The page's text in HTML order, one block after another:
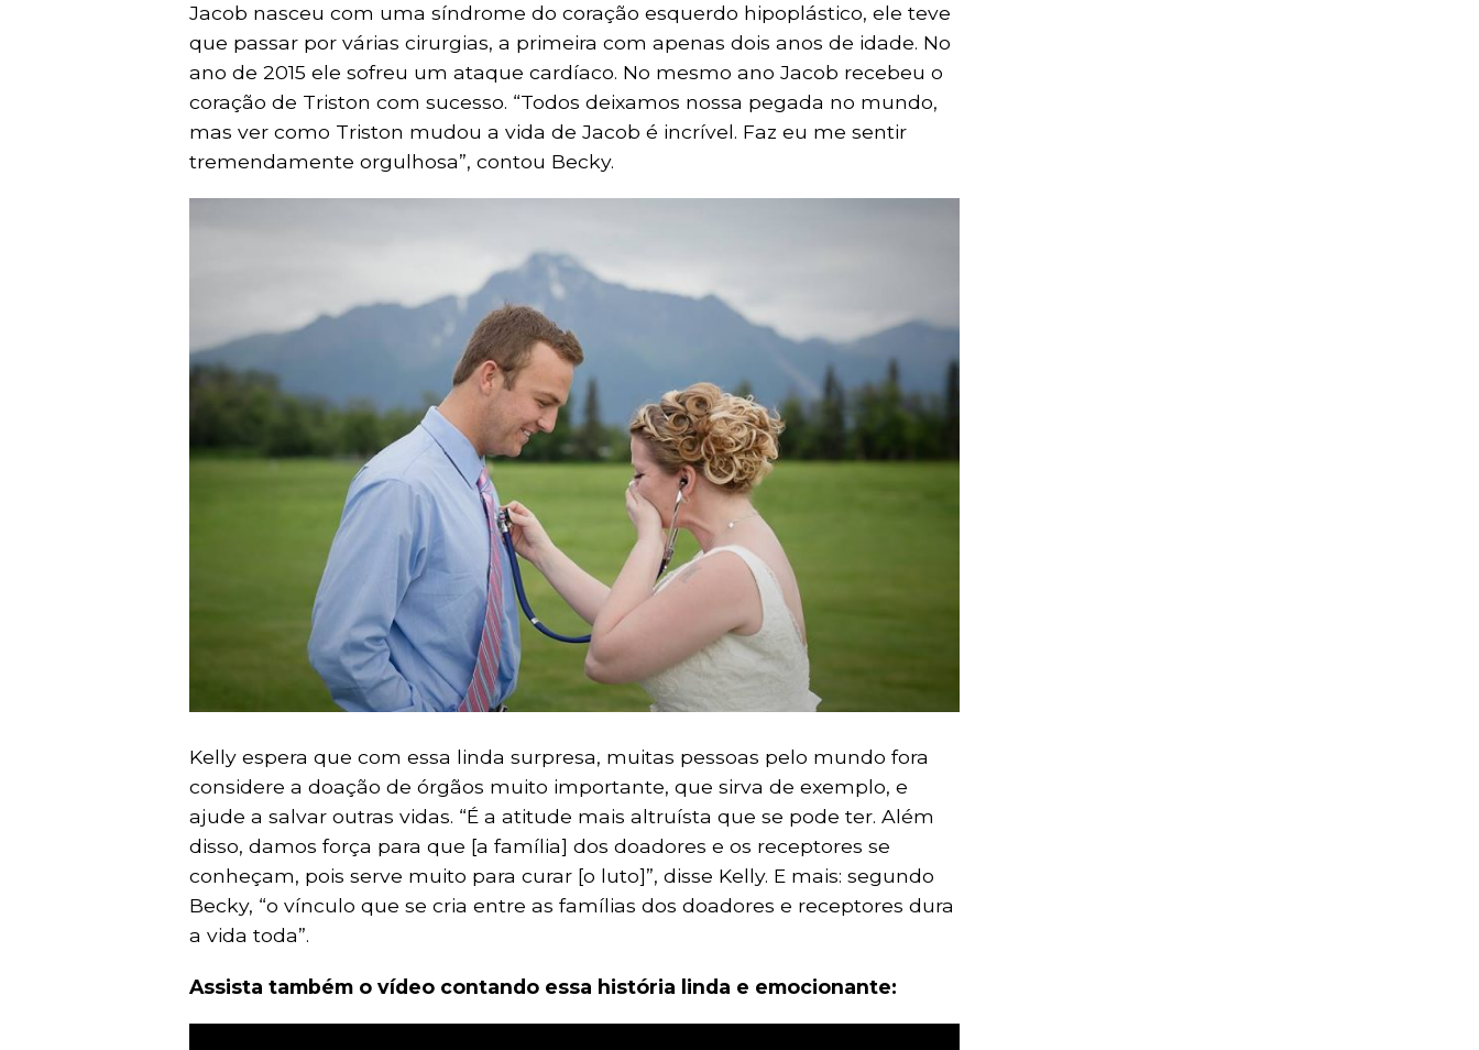
Jacob nasceu com uma síndrome do coração esquerdo hipoplástico, ele teve
que passar por várias cirurgias, a primeira com apenas dois anos de idade. No
ano de 2015 ele sofreu um ataque cardíaco. No mesmo ano Jacob recebeu o
coração de Triston com sucesso. “Todos deixamos nossa pegada no mundo,
mas ver como Triston mudou a vida de Jacob é incrível. Faz eu me sentir
tremendamente orgulhosa”, contou Becky.
Kelly espera que com essa linda surpresa, muitas pessoas pelo mundo fora
considere a doação de órgãos muito importante, que sirva de exemplo, e
ajude a salvar outras vidas. “É a atitude mais altruísta que se pode ter. Além
disso, damos força para que [a família] dos doadores e os receptores se
conheçam, pois serve muito para curar [o luto]”, disse Kelly. E mais: segundo
Becky, “o vínculo que se cria entre as famílias dos doadores e receptores dura
a vida toda”.
Assista também o vídeo contando essa história linda e emocionante: